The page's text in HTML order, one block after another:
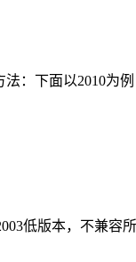
：下面以2010为
低版本，不兼容